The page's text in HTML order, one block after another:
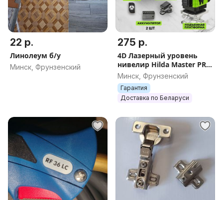
22 р.
Линолеум б/у
Минск, Фрунзенский
275 р.
4D Лазерный уровень
нивелир Hilda Master PRO
360GX самонивелир 16
зелёных лучей лазер
нивилир
Минск, Фрунзенский
Гарантия
Доставка по Беларуси